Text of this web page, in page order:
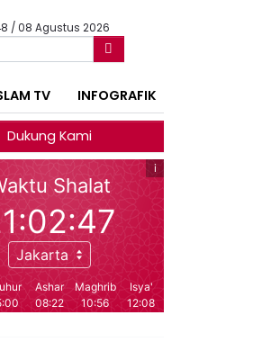
/ 08 Agustus 2026
TV INFOGRAFIK
Dukung Kami